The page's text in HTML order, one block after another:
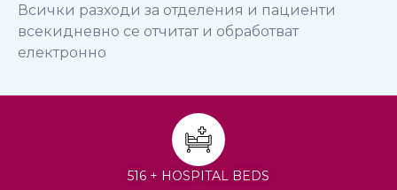
Всички разходи за отделения и пациенти
всекидневно се отчитат и обработват
електронно
516 + HOSPITAL BEDS